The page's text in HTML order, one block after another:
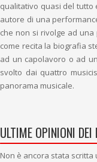
qualitativo quasi del tutto
autore di una
che non si rivolge ad
come recita la biografia
ad un capolavoro o ad
svolto dai quattro
panorama musicale.
ULTIME OPINIONI DEI
Non è ancora stata